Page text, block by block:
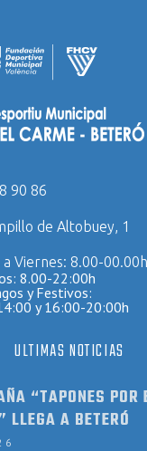
90 86
de Altobuey, 1
a Viernes: 8.00-00.00h
8.00-22:00h
y Festivos:
y 16:00-20:00h
ULTIMAS NOTICIAS
“TAPONES POR
LLEGA A BETERÓ